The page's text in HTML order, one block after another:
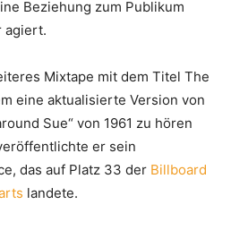
Beziehung zum Publikum
agiert.
Mixtape mit dem Titel The
eine aktualisierte Version von
Sue“ von 1961 zu hören
er sein
das auf Platz 33 der Billboard
landete.